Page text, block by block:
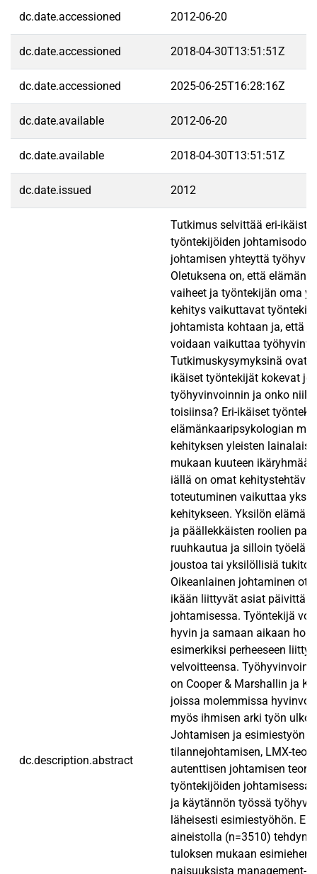
dc.date.accessioned 2012-06-20
dc.date.accessioned 2018-04-30T13:51:51Z
dc.date.accessioned 2025-06-25T16:28:16Z
dc.date.available 2012-06-20
dc.date.available 2018-04-30T13:51:51Z
dc.date.issued 2012
dc.description.abstract
Tutkimus selvittää eri-
työntekijöiden
johtamisen yhteyttä
Oletuksena on, että
vaiheet ja työntekijän oma
kehitys vaikuttavat
johtamista kohtaan ja, että
voidaan vaikuttaa
Tutkimuskysymyksinä ovat:
ikäiset työntekijät kokevat
työhyvinvoinnin ja onko
toisiinsa? Eri-ikäiset
elämänkaaripsykologian
kehityksen yleisten
mukaan kuuteen
iällä on omat
toteutuminen vaikuttaa
kehitykseen. Yksilön elämä
ja päällekkäisten roolien
ruuhkautua ja silloin
joustoa tai yksilöllisiä
Oikeanlainen johtaminen
ikään liittyvät asiat
johtamisessa. Työntekijä voi
hyvin ja samaan aikaan
esimerkiksi perheeseen
velvoitteensa.
on Cooper & Marshallin ja
joissa molemmissa
myös ihmisen arki työn
Johtamisen ja esimiestyön
tilannejohtamisen, LMX-
autenttisen johtamisen
työntekijöiden johtamisessa
ja käytännön työssä
läheisesti esimiestyöhön.
aineistolla (n=3510) tehdyn
tuloksen mukaan esimiehen
naisuuksista management-